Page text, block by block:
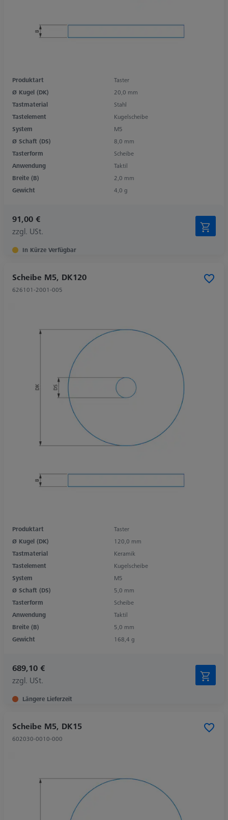
Produktart
Taster
Ø Kugel (DK)
20,0 mm
Tastmaterial
Stahl
Tastelement
Kugelscheibe
System
M5
Ø Schaft (DS)
8,0 mm
Tasterform
Scheibe
Anwendung
Taktil
Breite (B)
2,0 mm
Gewicht
4,0 g
91,00 €
zzgl. USt.
In Kürze Verfügbar
Scheibe M5, DK120
626101-2001-005
Produktart
Taster
Ø Kugel (DK)
120,0 mm
Tastmaterial
Keramik
Tastelement
Kugelscheibe
System
M5
Ø Schaft (DS)
5,0 mm
Tasterform
Scheibe
Anwendung
Taktil
Breite (B)
5,0 mm
Gewicht
168,4 g
689,10 €
zzgl. USt.
Längere Lieferzeit
Scheibe M5, DK15
602030-0010-000